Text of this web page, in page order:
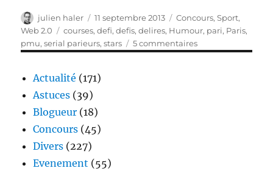
Auteur
julien haler
Publié
le
11 septembre 2013 Catégories
Concours,Sport,
Web 2.0
Étiquettes
courses,defi,defis,delires, Humour, pari, Paris,
pmu,serial parieurs,stars 5 commentairessur
Serials
Actualité (171)
Astuces (39)
Blogueur (18)
Concours (45)
Divers (227)
Evenement (55)